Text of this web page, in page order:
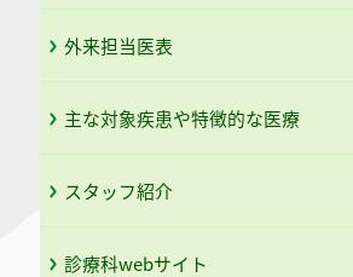
外来担当医表
主な対象疾患や特徴的な医療
スタッフ紹介
診療科webサイト